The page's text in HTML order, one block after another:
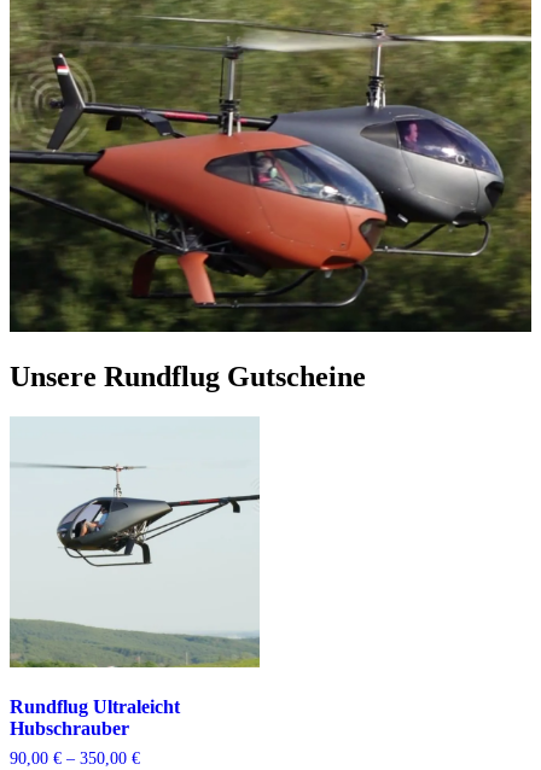
Unsere Rundflug Gutscheine
Rundflug Ultraleicht
Hubschrauber
90,00 € – 350,00 €Preisspanne: